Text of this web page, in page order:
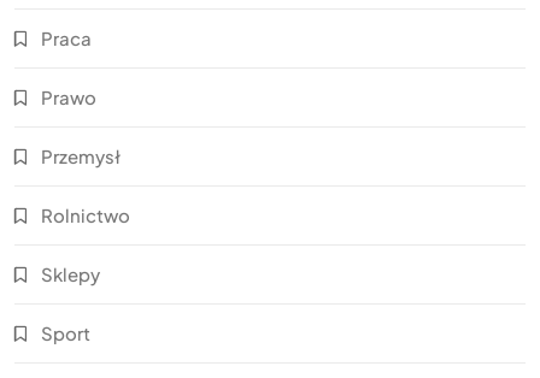
Praca
Prawo
Przemysł
Rolnictwo
Sklepy
Sport